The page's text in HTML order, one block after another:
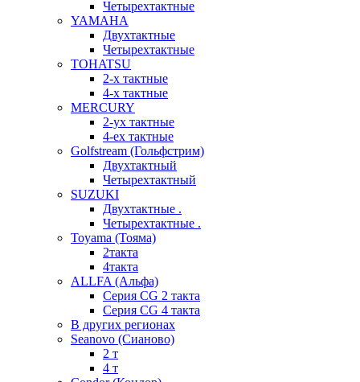
Четырехтактные
YAMAHA
Двухтактные
Четырехтактные
TOHATSU
2-х тактные
4-х тактные
MERCURY
2-ух тактные
4-ех тактные
Golfstream (Гольфстрим)
Двухтактный
Четырехтактный
SUZUKI
Двухтактные .
Четырехтактные .
Toyama (Тояма)
2такта
4такта
ALLFA (Альфа)
Серия СG 2 такта
Серия СG 4 такта
В других регионах
Seanovo (Сианово)
2 т
4 т